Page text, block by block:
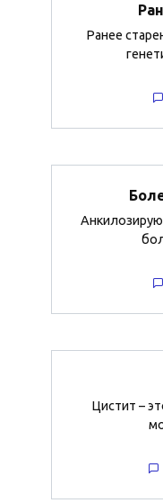
Ранее
Цистит –